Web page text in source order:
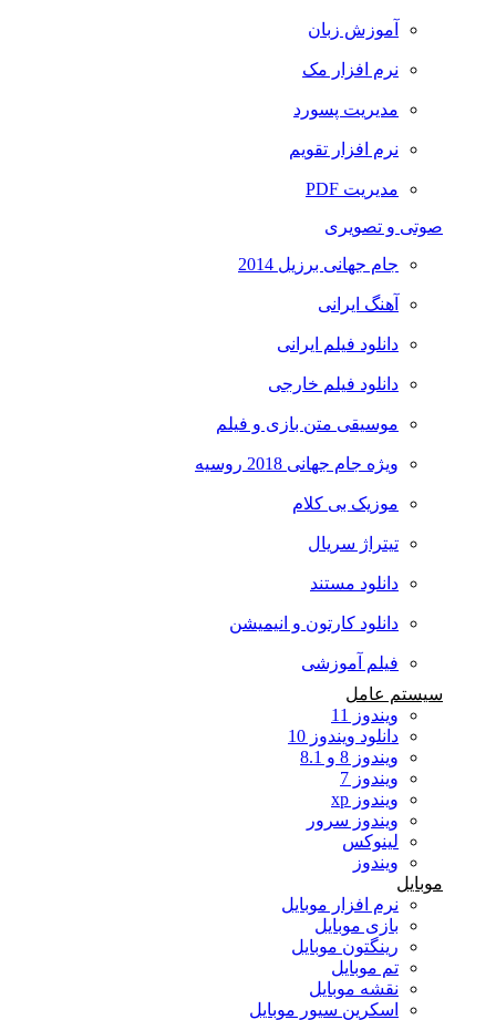
آموزش زبان
نرم افزار مک
مدیریت پسورد
نرم افزار تقویم
مدیریت PDF
صوتی و تصویری
جام جهانی برزیل 2014
آهنگ ایرانی
دانلود فیلم ایرانی
دانلود فیلم خارجی
موسیقی متن بازی و فیلم
ویژه جام جهانی 2018 روسیه
موزیک بی کلام
تیتراژ سریال
دانلود مستند
دانلود کارتون و انیمیشن
فیلم آموزشی
سیستم عامل
ویندوز 11
دانلود ویندوز 10
ویندوز 8 و 8.1
ویندوز 7
ویندوز xp
ویندوز سرور
لینوکس
ویندوز
موبایل
نرم افزار موبایل
بازی موبایل
رینگتون موبایل
تم موبایل
نقشه موبایل
اسکرین سیور موبایل